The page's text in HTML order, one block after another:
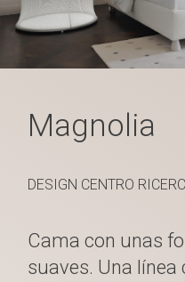
Magnolia
DESIGN CENTRO
Cama con unas
suaves. Una